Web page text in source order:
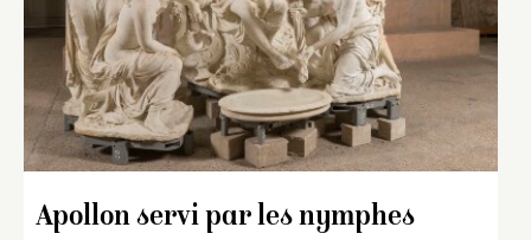
Apollon servi par les nymphes